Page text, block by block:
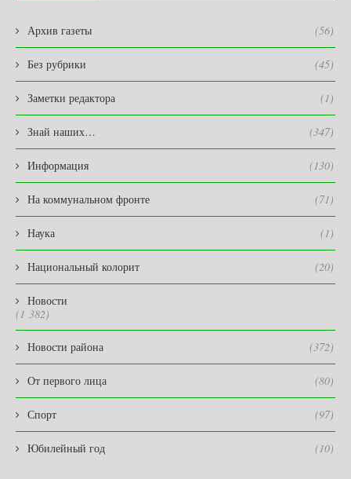
Архив газеты (56)
Без рубрики (45)
Заметки редактора (1)
Знай наших… (347)
Информация (130)
На коммунальном фронте (71)
Наука (1)
Национальный колорит (20)
Новости
(1 382)
Новости района (372)
От первого лица (80)
Спорт (97)
Юбилейный год (10)